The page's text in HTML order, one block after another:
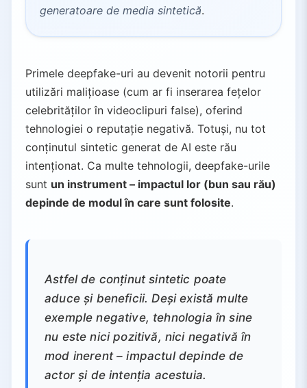
generatoare de media sintetică.
Primele deepfake-uri au devenit notorii pentru
utilizări malițioase (cum ar fi inserarea fețelor
celebrităților în videoclipuri false), oferind
tehnologiei o reputație negativă. Totuși, nu tot
conținutul sintetic generat de AI este rău
intenționat. Ca multe tehnologii, deepfake-urile
sunt un instrument – impactul lor (bun sau rău)
depinde de modul în care sunt folosite.
Astfel de conținut sintetic poate
aduce și beneficii. Deși există multe
exemple negative, tehnologia în sine
nu este nici pozitivă, nici negativă în
mod inerent – impactul depinde de
actor și de intenția acestuia.